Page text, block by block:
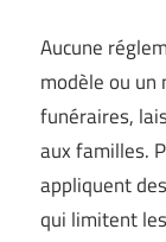
Aucune
modèle ou un
funéraires,
aux familles.
appliquent
qui limitent